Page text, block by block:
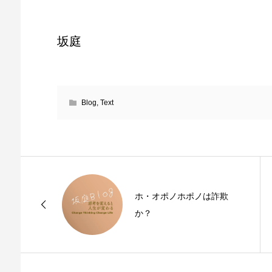
坂庭
Blog,Text
ホ・オポノホポノは詐欺
か？